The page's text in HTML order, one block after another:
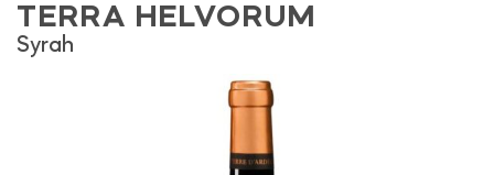
TERRA HELVORUM
Syrah